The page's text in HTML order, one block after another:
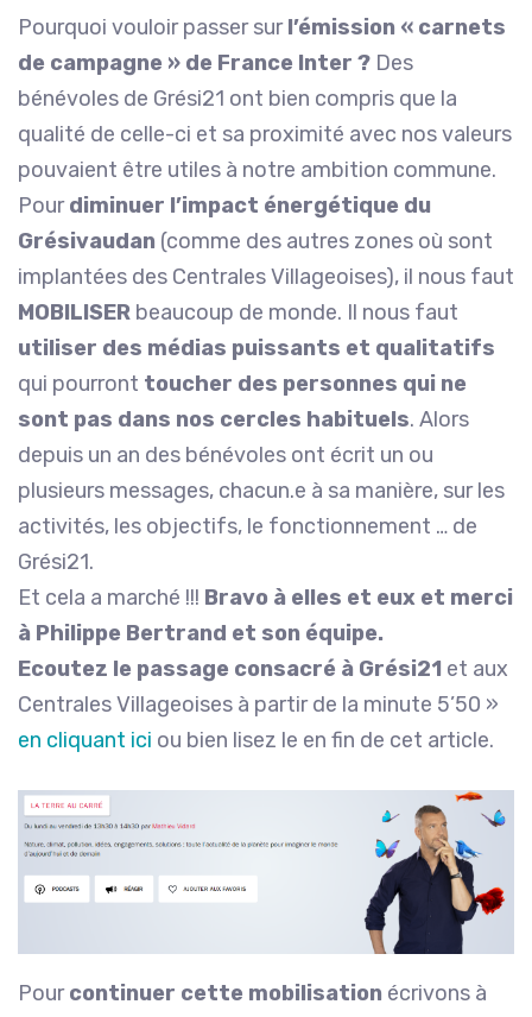
Pourquoi vouloir passer surl’émission « carnets
de campagne » de France Inter ? Des
bénévoles de Grési21 ont bien compris que la
qualité de celle-ci et sa proximité avec nos valeurs
pouvaient être utiles à notre ambition commune.
Pourdiminuer l’impact énergétique du
Grésivaudan (comme des autres zones où sont
implantées des Centrales Villageoises), il nous faut
MOBILISER beaucoup de monde. Il nous faut
utiliser des médias puissants et qualitatifs
qui pourront toucher des personnes qui ne
sont pas dans nos cercles habituels. Alors
depuis un an des bénévoles ont écrit un ou
plusieurs messages, chacun.e à sa manière, sur les
activités, les objectifs, le fonctionnement … de
Grési21.
Et cela a marché !!! Bravo à elles et eux et merci
à Philippe Bertrand et son équipe.
Ecoutez le passage consacré à Grési21 et aux
Centrales Villageoises à partir de la minute 5’50 »
en cliquant ici ou bien lisez le en fin de cet article.
Pourcontinuer cette mobilisation écrivons à